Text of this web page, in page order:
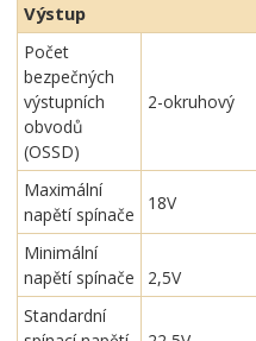
Výstup
Počet
bezpečných
výstupních
obvodů
(OSSD)
2-okruhový
Maximální
napětí spínače
18V
Minimální
napětí spínače
2,5V
Standardní